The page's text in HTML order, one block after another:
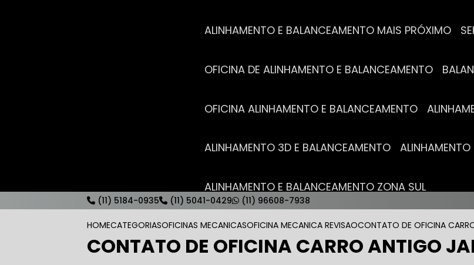
ALINHAMENTO E BALANCEAMENTO MAIS PRÓXIMO
OFICINA DE ALINHAMENTO E BALANCEAMENTO
OFICINA ALINHAMENTO E BALANCEAMENTO
ALINHAMENTO 3D E BALANCEAMENTO
ALINHAMENTO E BALANCEAMENTO ZONA SUL
AUTO ELÉTRICA MAIS PRÓXIMO AUTO ELÉTRICA
(11) 5184-0935 (11) 5041-0429 (11) 96608-7938
HOMECATEGORIASOFICINAS MECANICASOFICINA MECANICA REVISAOCONTATO DE OFICINA
CONTATO DE OFICINA CARRO ANTIGO